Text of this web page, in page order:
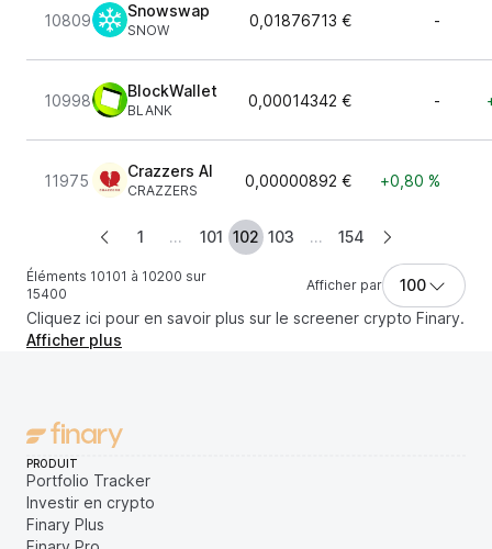
10809
Snowswap
SNOW
0,01876713 € -
10998
BlockWallet
BLANK
0,00014342 € -
11975
Crazzers AI
CRAZZERS
0,00000892 € +0,80 %
Éléments 10101 à 10200 sur
15400
1 ... 101 102 103 ... 154
Afficher par
100
Cliquez ici pour en savoir plus sur le screener crypto Finary.
Afficher plus
PRODUIT
Portfolio Tracker
Investir en crypto
Finary Plus